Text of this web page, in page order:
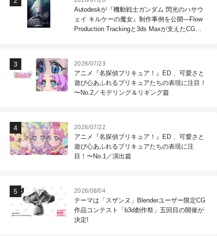
Autodeskが『機動戦士ガンダム 閃光のハサウ
ェイ キルケーの魔女』制作事例を公開―Flow
Production Trackingと3ds Maxが支えたCG制
2026/07/23
アニメ『名探偵プリキュア！』ED 、可愛さと
遊び心あふれるプリキュアたちの表現に注目！
〜No.2／モデリング＆リギング篇
2026/07/22
アニメ『名探偵プリキュア！』ED 、可愛さと
遊び心あふれるプリキュアたちの表現に注
目！〜No.1／演出篇
2026/08/04
テーマは「スザンヌ」Blenderユーザー限定CG
作品コンテスト「b3d創作祭」五回目の開催が
決定!